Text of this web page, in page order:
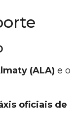
(ALA) e o
oficiais de